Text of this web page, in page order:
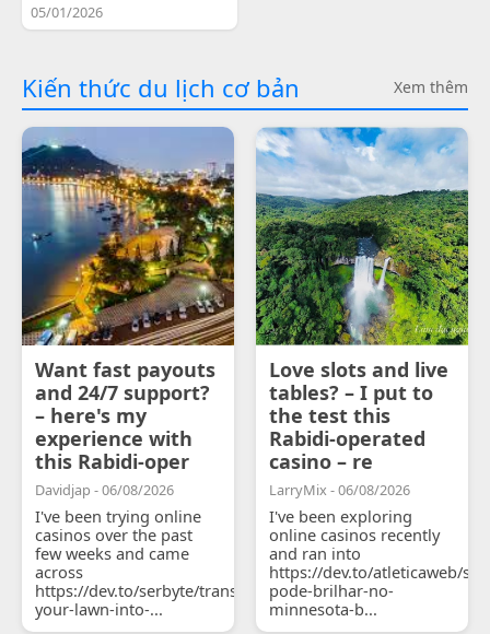
05/01/2026
Kiến thức du lịch cơ bản Xem thêm
Want fast payouts
and 24/7 support?
– here's my
experience with
this Rabidi-oper
Davidjap - 06/08/2026
I've been trying online
casinos over the past
few weeks and came
across
https://dev.to/serbyte/transform-
your-lawn-into-...
Love slots and live
tables? – I put to
the test this
Rabidi-operated
casino – re
LarryMix - 06/08/2026
I've been exploring
online casinos recently
and ran into
https://dev.to/atleticaweb/
pode-brilhar-no-
minnesota-b...